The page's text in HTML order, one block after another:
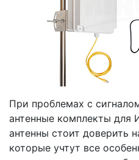
При проблемах с
антенные комплекты для
антенны стоит доверить
которые учтут все